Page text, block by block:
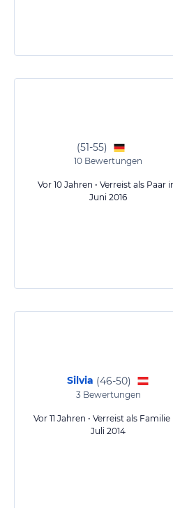
(51-55)
10 Bewertungen
Vor 10 Jahren • Verreist als Paar
Juni 2016
Silvia (46-50)
3Bewertungen
Vor 11 Jahren • Verreist als Familie
Juli 2014